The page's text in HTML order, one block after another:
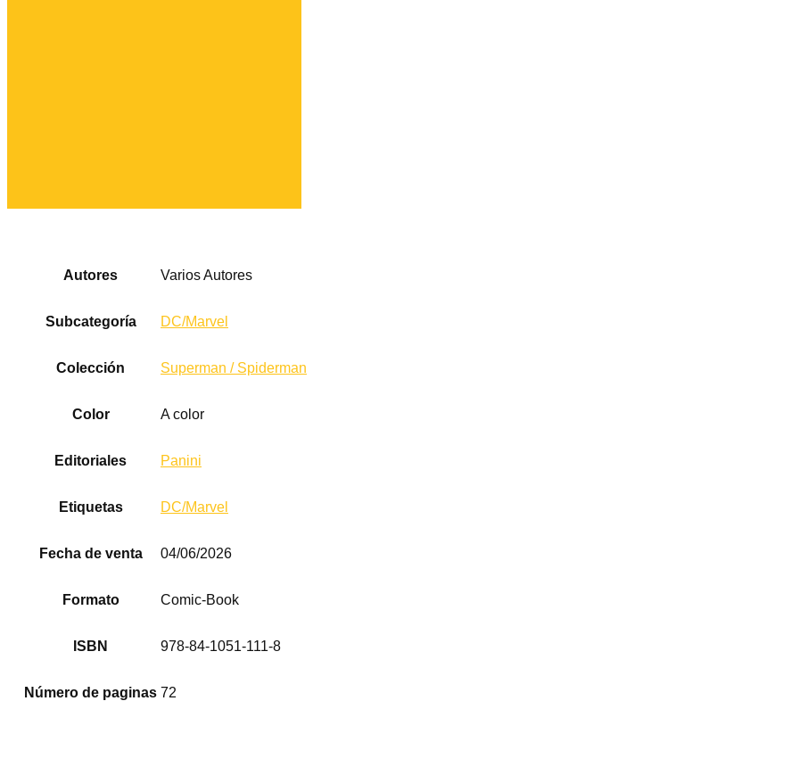
Autores Varios Autores
Subcategoría DC/Marvel
Colección Superman / Spiderman
Color A color
Editoriales Panini
Etiquetas DC/Marvel
Fecha de venta 04/06/2026
Formato Comic-Book
ISBN 978-84-1051-111-8
Número de paginas 72